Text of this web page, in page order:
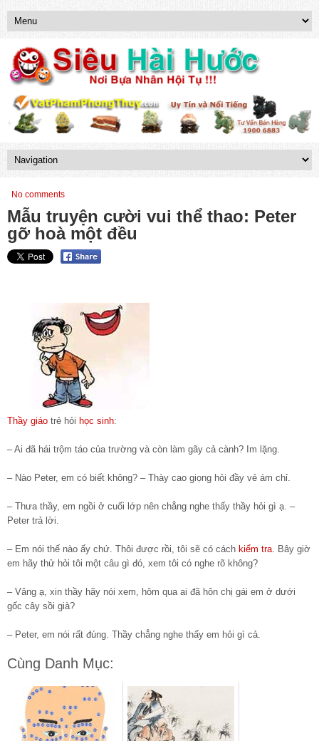
No comments
Mẫu truyện cười vui thể thao: Peter
gỡ hoà một đều
Thầy giáo trẻ hỏi học sinh:
– Ai đã hái trộm táo của trường và còn làm gãy cả cành? Im lặng.
– Nào Peter, em có biết không? – Thày cao giọng hỏi đầy vẻ ám chỉ.
– Thưa thầy, em ngồi ở cuối lớp nên chẳng nghe thấy thầy hỏi gì ạ. –
Peter trả lời.
– Em nói thế nào ấy chứ. Thôi được rồi, tôi sẽ có cách kiểm tra. Bây giờ
em hãy thử hỏi tôi một câu gì đó, xem tôi có nghe rõ không?
– Vâng ạ, xin thầy hãy nói xem, hôm qua ai đã hôn chị gái em ở dưới
gốc cây sồi già?
– Peter, em nói rất đúng. Thầy chẳng nghe thấy em hỏi gì cả.
Cùng Danh Mục: